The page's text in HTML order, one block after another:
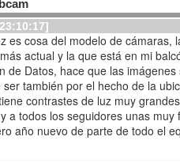
es cosa del modelo de cámaras,
actual y la que está en mi
de Datos, hace que las imágenes
también por el hecho de la
contrastes de luz muy
a todos los seguidores unas muy
año nuevo de parte de todo el